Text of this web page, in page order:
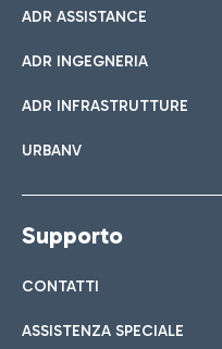
ADR ASSISTANCE
ADR INGEGNERIA
ADR INFRASTRUTTURE
URBANV
Supporto
CONTATTI
ASSISTENZA SPECIALE